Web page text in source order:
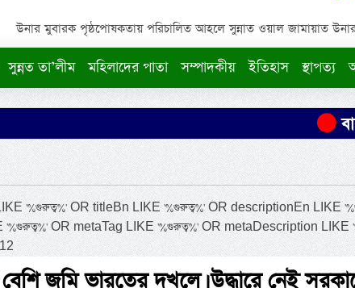
উনার মুবারক পৃষ্ঠপোষকতায় পরিচালিত আহলে সুন্নাত ওয়াল জামায়াত উনার
সুন্নত তা’লীম মহিলাদের পাতা সম্পাদকীয় ইতিহাস স্থাপত্য
OR titleBn LIKE '%গুরুত্ব%' OR descriptionEn LIKE
OR metaTag LIKE '%গুরুত্ব%' OR metaDescription LIKE
জমি ভারতের দখলে। উদ্ধারে নেই